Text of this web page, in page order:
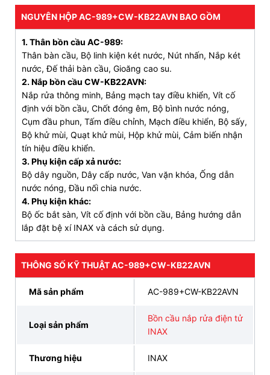
Máy sấy: 310W.
Hút mùi hôi tự động 0,17m3/phút;
Rơ-le nhiệt, cảm ứng tự ngắt khi có sự cố;
Siêu tiết kiệm điện trong 24h, tiết kiệm điện “1
lần chạm” (8 tiếng sau tự động khôi phục).
NGUYÊN HỘP AC-989+CW-KB22AVN BAO GỒM
1. Thân bồn cầu AC-989:
Thân bàn cầu, Bộ linh kiện két nước, Nút nhấn, Nắp két
nước, Đế thải bàn cầu, Gioăng cao su.
2. Nắp bồn cầu CW-KB22AVN:
Nắp rửa thông minh, Bảng mạch tay điều khiển, Vít cố
định với bồn cầu, Chốt đóng êm, Bộ bình nước nóng,
Cụm đầu phun, Tấm điều chỉnh, Mạch điều khiển, Bộ sấy,
Bộ khử mùi, Quạt khử mùi, Hộp khử mùi, Cảm biến nhận
tín hiệu điều khiển.
3. Phụ kiện cấp xả nước:
Bộ dây nguồn, Dây cấp nước, Van vặn khóa, Ống dẫn
nước nóng, Đầu nối chia nước.
4. Phụ kiện khác:
Bộ ốc bắt sàn, Vít cố định với bồn cầu, Bảng hướng dẫn
lắp đặt bệ xí INAX và cách sử dụng.
THÔNG SỐ KỸ THUẬT AC-989+CW-KB22AVN
Mã sản phẩm AC-989+CW-KB22AVN
Loại sản phẩm
Bồn cầu nắp rửa điện tử
INAX
Thương hiệu INAX